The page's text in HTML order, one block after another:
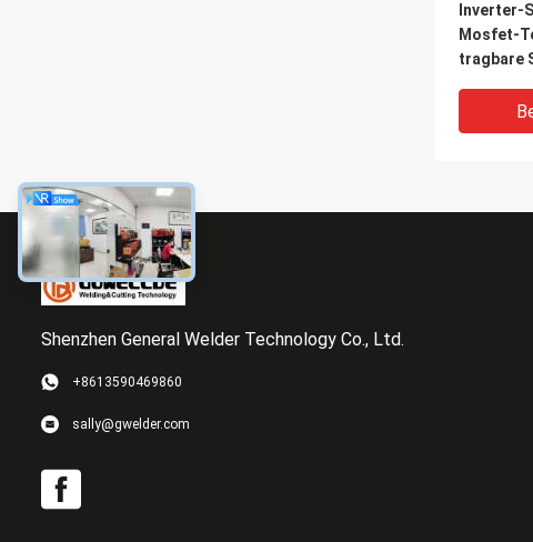
Inverter-
Mosfet-
tragbare
Shenzhen General Welder Technology Co., Ltd.
+8613590469860
sally@gwelder.com